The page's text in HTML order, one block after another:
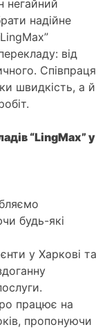
негайний
надійне
від
Співпраця
швидкість, а й
“LingMax” у
будь-які
у Харкові та
працює на
пропонуючи